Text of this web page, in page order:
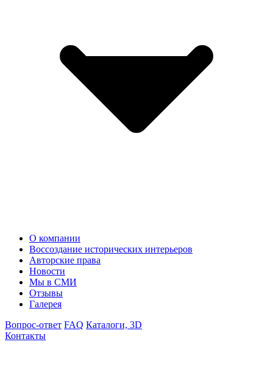
О компании
Воссоздание исторических интерьеров
Авторские права
Новости
Мы в СМИ
Отзывы
Галерея
Вопрос-ответ FAQ Каталоги, 3D
Контакты